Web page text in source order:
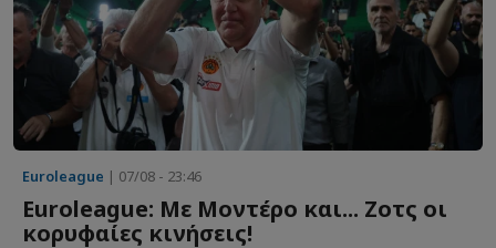
Euroleague | 07/08 - 23:46
Euroleague: Με Μοντέρο και... Ζοτς οι
κορυφαίες κινήσεις!